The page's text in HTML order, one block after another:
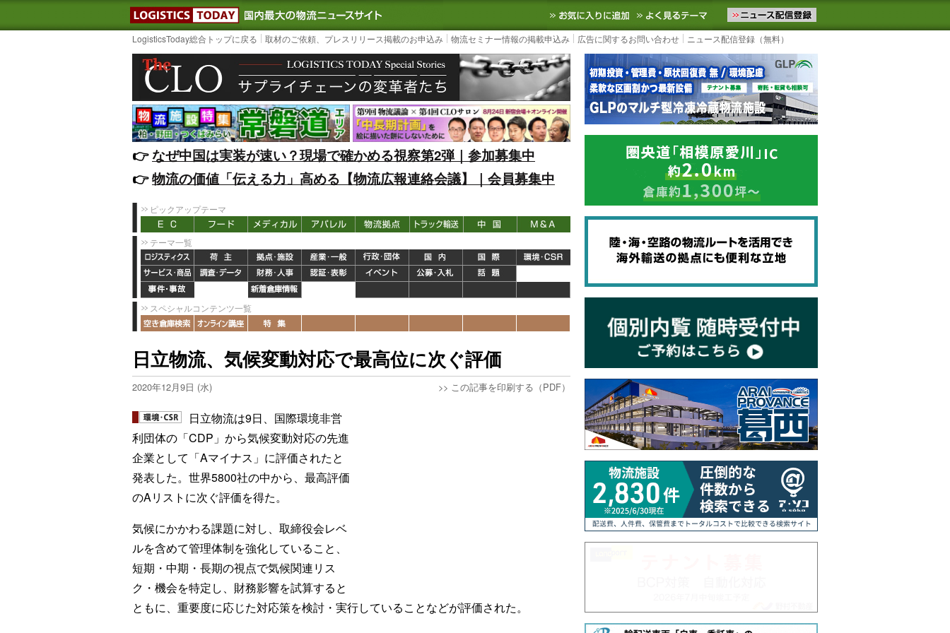
LOGISTICS TODAY｜国内最大の物流ニュースサイト3PL, SCMなど国内外の最新の物流ニュースをお届けします。物流ニュースメール配信を登録す
お気に入りに追加 よく見るテーマ
LogisticsToday総合トップに戻る 取材のご依頼、プレスリリース掲載のお申込み 物流セミナー情報の掲載申込み 広告に関するお問い合わせ ニュース配信登録（無料）
👉️なぜ中国は実装が速い？現場で確かめる視察第2弾｜参加募集中
👉️物流の価値「伝える力」高める【物流広報連絡会議】｜会員募集中
ピックアップテーマ
テーマ一覧
スペシャルコンテンツ一覧
日立物流、気候変動対応で最高位に次ぐ評価
2020年12月9日 (水) >> この記事を印刷する（PDF）
日立物流は9日、国際環境非営
利団体の「CDP」から気候変動対応の先進
企業として「Aマイナス」に評価されたと
発表した。世界5800社の中から、最高評価
のAリストに次ぐ評価を得た。
気候にかかわる課題に対し、取締役会レベ
ルを含めて管理体制を強化していること、
短期・中期・長期の視点で気候関連リス
ク・機会を特定し、財務影響を試算すると
ともに、重要度に応じた対応策を検討・実行していることなどが評価された。